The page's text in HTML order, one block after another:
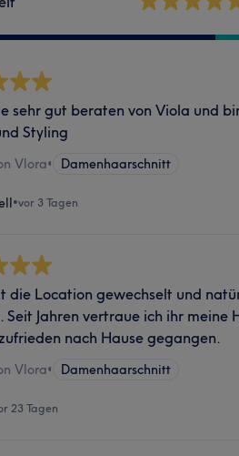
sehr gut beraten von Viola und
Styling
Vlora• Damenhaarschnitt
•vor 3 Tagen
die Location gewechselt und
Seit Jahren vertraue ich ihr
nach Hause gegangen.
Vlora• Damenhaarschnitt
23 Tagen